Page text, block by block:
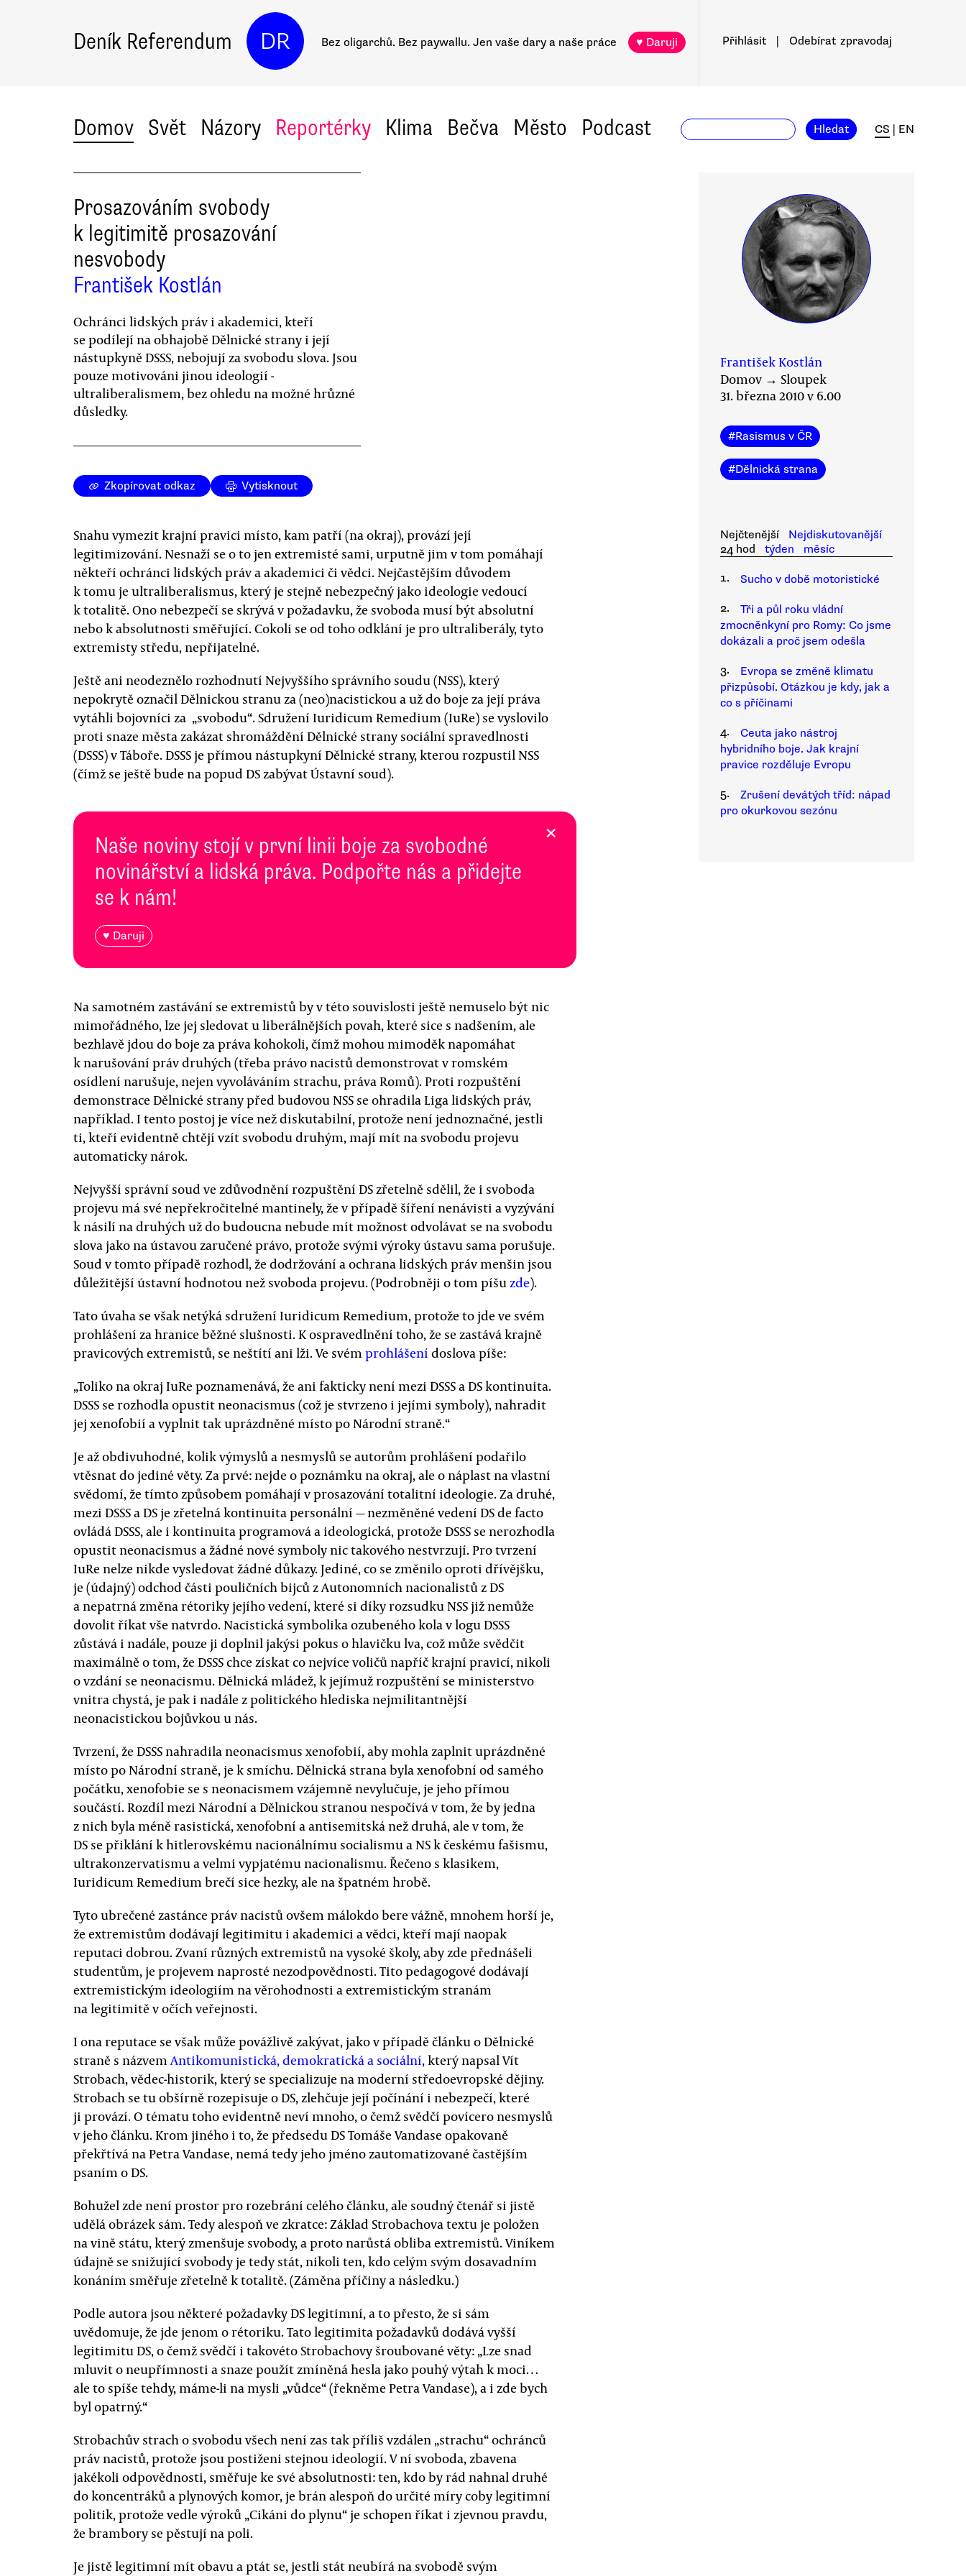
Deník Referendum DR Bez oligarchů. Bez paywallu. Jen vaše dary a naše práce ♥ Daruji Přihlásit Odebírat zpravodaj
Domov Svět Názory Reportérky Klima Bečva Město Podcast Hledat CS EN
Prosazováním svobody
k legitimitě prosazování
nesvobody
František Kostlán
Ochránci lidských práv i akademici, kteří
se podílejí na obhajobě Dělnické strany i její
nástupkyně DSSS, nebojují za svobodu slova. Jsou
pouze motivováni jinou ideologií -
ultraliberalismem, bez ohledu na možné hrůzné
důsledky.
Zkopírovat odkaz Vytisknout
Snahu vymezit krajní pravici místo, kam patří (na okraj), provází její
legitimizování. Nesnaží se o to jen extremisté sami, urputně jim v tom pomáhají
někteří ochránci lidských práv a akademici či vědci. Nejčastějším důvodem
k tomu je ultraliberalismus, který je stejně nebezpečný jako ideologie vedoucí
k totalitě. Ono nebezpečí se skrývá v požadavku, že svoboda musí být absolutní
nebo k absolutnosti směřující. Cokoli se od toho odklání je pro ultraliberály, tyto
extremisty středu, nepřijatelné.
Ještě ani neodeznělo rozhodnutí Nejvyššího správního soudu (NSS), který
nepokrytě označil Dělnickou stranu za (neo)nacistickou a už do boje za její práva
vytáhli bojovníci za „svobodu“. Sdružení Iuridicum Remedium (IuRe) se vyslovilo
proti snaze města zakázat shromáždění Dělnické strany sociální spravedlnosti
(DSSS) v Táboře. DSSS je přímou nástupkyní Dělnické strany, kterou rozpustil NSS
(čímž se ještě bude na popud DS zabývat Ústavní soud).
Naše noviny stojí v první linii boje za svobodné
novinářství a lidská práva. Podpořte nás a přidejte
se k nám!
♥ Daruji
×
Na samotném zastávání se extremistů by v této souvislosti ještě nemuselo být nic
mimořádného, lze jej sledovat u liberálnějších povah, které sice s nadšením, ale
bezhlavě jdou do boje za práva kohokoli, čímž mohou mimoděk napomáhat
k narušování práv druhých (třeba právo nacistů demonstrovat v romském
osídlení narušuje, nejen vyvoláváním strachu, práva Romů). Proti rozpuštění
demonstrace Dělnické strany před budovou NSS se ohradila Liga lidských práv,
například. I tento postoj je více než diskutabilní, protože není jednoznačné, jestli
ti, kteří evidentně chtějí vzít svobodu druhým, mají mít na svobodu projevu
automaticky nárok.
Nejvyšší správní soud ve zdůvodnění rozpuštění DS zřetelně sdělil, že i svoboda
projevu má své nepřekročitelné mantinely, že v případě šíření nenávisti a vyzývání
k násilí na druhých už do budoucna nebude mít možnost odvolávat se na svobodu
slova jako na ústavou zaručené právo, protože svými výroky ústavu sama porušuje.
Soud v tomto případě rozhodl, že dodržování a ochrana lidských práv menšin jsou
důležitější ústavní hodnotou než svoboda projevu. (Podrobněji o tom píšuzde).
Tato úvaha se však netýká sdružení Iuridicum Remedium, protože to jde ve svém
prohlášení za hranice běžné slušnosti. K ospravedlnění toho, že se zastává krajně
pravicových extremistů, se neštítí ani lži. Ve svémprohlášení doslova píše:
„Toliko na okraj IuRe poznamenává, že ani fakticky není mezi DSSS a DS kontinuita.
DSSS se rozhodla opustit neonacismus (což je stvrzeno i jejími symboly), nahradit
jej xenofobií a vyplnit tak uprázdněné místo po Národní straně.“
Je až obdivuhodné, kolik výmyslů a nesmyslů se autorům prohlášení podařilo
vtěsnat do jediné věty. Za prvé: nejde o poznámku na okraj, ale o náplast na vlastní
svědomí, že tímto způsobem pomáhají v prosazování totalitní ideologie. Za druhé,
mezi DSSS a DS je zřetelná kontinuita personální — nezměněné vedení DS de facto
ovládá DSSS, ale i kontinuita programová a ideologická, protože DSSS se nerozhodla
opustit neonacismus a žádné nové symboly nic takového nestvrzují. Pro tvrzení
IuRe nelze nikde vysledovat žádné důkazy. Jediné, co se změnilo oproti dřívějšku,
je (údajný) odchod části pouličních bijců z Autonomních nacionalistů z DS
a nepatrná změna rétoriky jejího vedení, které si díky rozsudku NSS již nemůže
dovolit říkat vše natvrdo. Nacistická symbolika ozubeného kola v logu DSSS
zůstává i nadále, pouze ji doplnil jakýsi pokus o hlavičku lva, což může svědčit
maximálně o tom, že DSSS chce získat co nejvíce voličů napříč krajní pravicí, nikoli
o vzdání se neonacismu. Dělnická mládež, k jejímuž rozpuštění se ministerstvo
vnitra chystá, je pak i nadále z politického hlediska nejmilitantnější
neonacistickou bojůvkou u nás.
Tvrzení, že DSSS nahradila neonacismus xenofobií, aby mohla zaplnit uprázdněné
místo po Národní straně, je k smíchu. Dělnická strana byla xenofobní od samého
počátku, xenofobie se s neonacismem vzájemně nevylučuje, je jeho přímou
součástí. Rozdíl mezi Národní a Dělnickou stranou nespočívá v tom, že by jedna
z nich byla méně rasistická, xenofobní a antisemitská než druhá, ale v tom, že
DS se přiklání k hitlerovskému nacionálnímu socialismu a NS k českému fašismu,
ultrakonzervatismu a velmi vypjatému nacionalismu. Řečeno s klasikem,
Iuridicum Remedium brečí sice hezky, ale na špatném hrobě.
Tyto ubrečené zastánce práv nacistů ovšem málokdo bere vážně, mnohem horší je,
že extremistům dodávají legitimitu i akademici a vědci, kteří mají naopak
reputaci dobrou. Zvaní různých extremistů na vysoké školy, aby zde přednášeli
studentům, je projevem naprosté nezodpovědnosti. Tito pedagogové dodávají
extremistickým ideologiím na věrohodnosti a extremistickým stranám
na legitimitě v očích veřejnosti.
I ona reputace se však může povážlivě zakývat, jako v případě článku o Dělnické
straně s názvemAntikomunistická, demokratická a sociální, který napsal Vít
Strobach, vědec-historik, který se specializuje na moderní středoevropské dějiny.
Strobach se tu obšírně rozepisuje o DS, zlehčuje její počínání i nebezpečí, které
ji provází. O tématu toho evidentně neví mnoho, o čemž svědčí povícero nesmyslů
v jeho článku. Krom jiného i to, že předsedu DS Tomáše Vandase opakovaně
překřtívá na Petra Vandase, nemá tedy jeho jméno zautomatizované častějším
psaním o DS.
Bohužel zde není prostor pro rozebrání celého článku, ale soudný čtenář si jistě
udělá obrázek sám. Tedy alespoň ve zkratce: Základ Strobachova textu je položen
na vině státu, který zmenšuje svobody, a proto narůstá obliba extremistů. Viníkem
údajně se snižující svobody je tedy stát, nikoli ten, kdo celým svým dosavadním
konáním směřuje zřetelně k totalitě. (Záměna příčiny a následku.)
Podle autora jsou některé požadavky DS legitimní, a to přesto, že si sám
uvědomuje, že jde jenom o rétoriku. Tato legitimita požadavků dodává vyšší
legitimitu DS, o čemž svědčí i takovéto Strobachovy šroubované věty: „Lze snad
mluvit o neupřímnosti a snaze použít zmíněná hesla jako pouhý výtah k moci…
ale to spíše tehdy, máme-li na mysli „vůdce“ (řekněme Petra Vandase), a i zde bych
byl opatrný.“
Strobachův strach o svobodu všech není zas tak příliš vzdálen „strachu“ ochránců
práv nacistů, protože jsou postiženi stejnou ideologií. V ní svoboda, zbavena
jakékoli odpovědnosti, směřuje ke své absolutnosti: ten, kdo by rád nahnal druhé
do koncentráků a plynových komor, je brán alespoň do určité míry coby legitimní
politik, protože vedle výroků „Cikáni do plynu“ je schopen říkat i zjevnou pravdu,
že brambory se pěstují na poli.
Je jistě legitimní mít obavu a ptát se, jestli stát neubírá na svobodě svým
František Kostlán
Domov → Sloupek
31. března 2010 v 6.00
#Rasismus v ČR
#Dělnická strana
Nejčtenější
Nejdiskutovanější
24 hod
týden
měsíc
1.
Sucho v době motoristické
2.
Tři a půl roku vládní
zmocněnkyní pro Romy: Co jsme
dokázali a proč jsem odešla
3.
Evropa se změně klimatu
přizpůsobí. Otázkou je kdy, jak a
co s příčinami
4.
Ceuta jako nástroj
hybridního boje. Jak krajní
pravice rozděluje Evropu
5.
Zrušení devátých tříd: nápad
pro okurkovou sezónu